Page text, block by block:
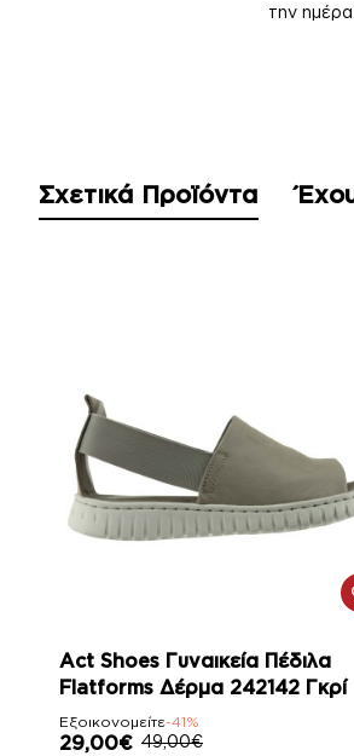
την ημέρα
Σχετικά Προϊόντα
-41%
Act Shoes Γυναικεία Πέδιλα
Flatforms Δέρμα 242142 Γκρί
Εξοικονομείτε-41%
29,00€ 49,00€